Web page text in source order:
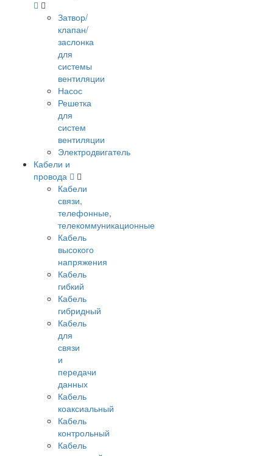
Затвор/
клапан/
заслонка
для
системы
вентиляции
Насос
Решетка
для
систем
вентиляции
Электродвигатель
Кабели и
провода
Кабели
связи,
телефонные,
телекоммуникационные
Кабель
высокого
напряжения
Кабель
гибкий
Кабель
гибридный
Кабель
для
связи
и
передачи
данных
Кабель
коаксиальный
Кабель
контрольный
Кабель